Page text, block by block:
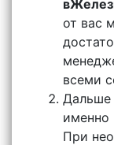
от вас
всеми
Дальше
именно
При